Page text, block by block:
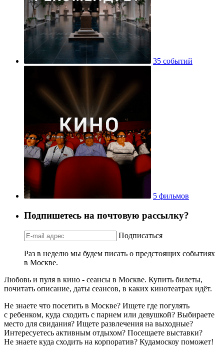
35 событий
5 фильмов
Подпишетесь на почтовую рассылку?
Подписаться
Раз в неделю мы будем писать о предстоящих событиях
в Москве.
Любовь и пуля в кино - сеансы в Москве. Купить билеты,
почитать описание, даты сеансов, в каких кинотеатрах идёт.
Не знаете что посетить в Москве? Ищете где погулять
с ребенком, куда сходить с парнем или девушкой? Выбираете
место для свидания? Ищете развлечения на выходные?
Интересуетесь активным отдыхом? Посещаете выставки?
Не знаете куда сходить на корпоратив? Кудамоскоу поможет!